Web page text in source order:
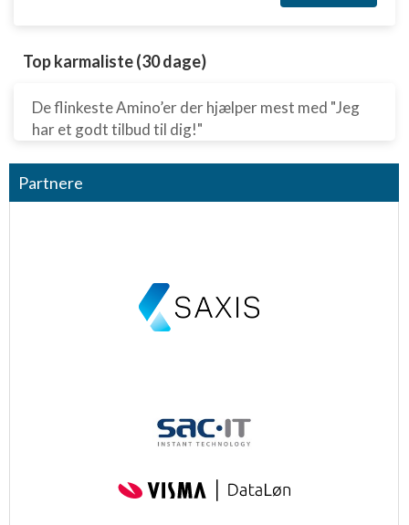
Top karmaliste (30 dage)
De flinkeste Amino’er der hjælper mest med "Jeg
har et godt tilbud til dig!"
Partnere